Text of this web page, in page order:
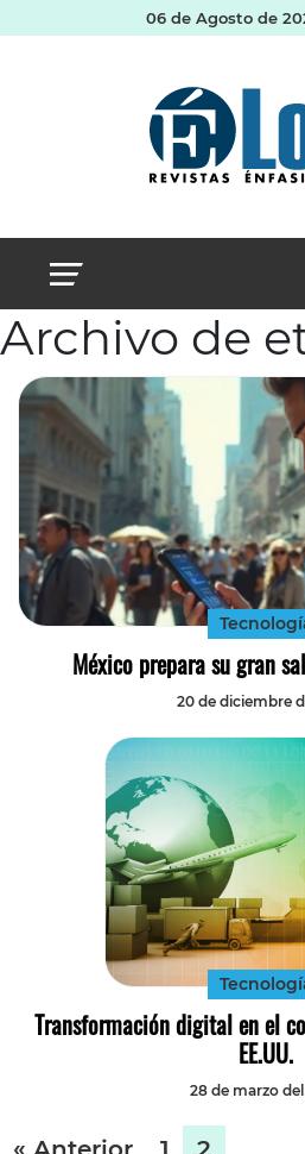
06 de Agosto de
Archivo de
México prepara su gran
20 de diciembre
Transformación digital en el
EE.UU.
28 de marzo